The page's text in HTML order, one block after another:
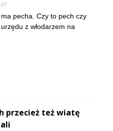
pecha. Czy to pech czy
z włodarzem na
przecież też wiatę